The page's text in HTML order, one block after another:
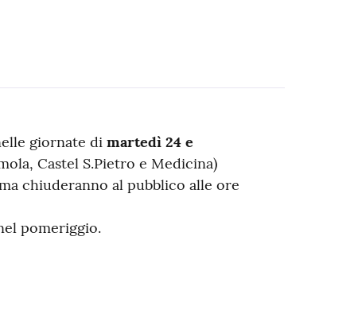
giornate di martedì 24 e
Castel S.Pietro e Medicina)
chiuderanno al pubblico alle ore
pomeriggio.